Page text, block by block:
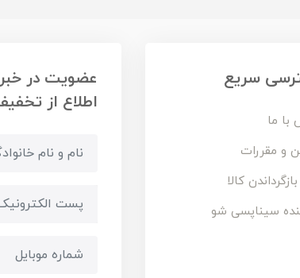
سریع
با ما
و مقررات
کالا
سیناپسی شو
عضویت در
اطلاع از